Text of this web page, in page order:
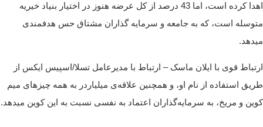
اهدا کرده است، اما 43 درصد از کل عرضه هنوز در اختیار بنیاد خیریه
متوسله است، که به جامعه و سرمایه گذاران مشتاق حس هدفمندی
میدهد.
ارتباط قوی با ایلان ماسک – ارتباط با مدیرعامل تسلا/اسپیس ایکس از
طریق استفاده از نام او، و همچنین علاقه‌ی میلیاردر به همه چیزهای میم
کوین و مریخ، به سرمایه‌گذاران اعتماد به نفسی نسبت به این کوین میدهد.